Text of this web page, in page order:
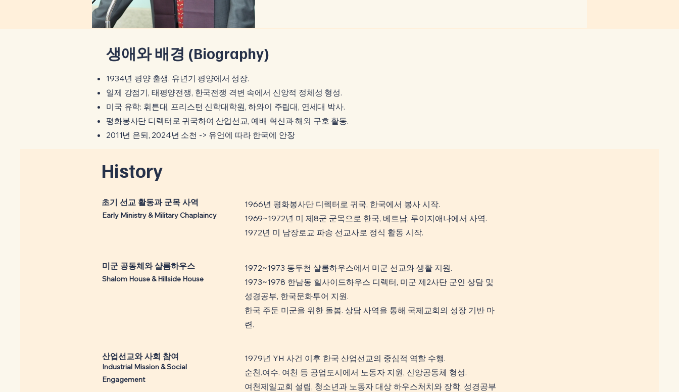
​생애와 배경 (Biography)
1934년 평양 출생, 유년기 평양에서 성장.
일제 강점기, 태평양전쟁, 한국전쟁 격변 속에서 신앙적 정체성 형성.
미국 유학: 휘튼대, 프리스턴 신학대학원, 하와이 주립대, 연세대 박사.
​평화봉사단 디렉터로 귀국하여 산업선교, 예배 혁신과 해외 구호 활동.
2011년 은퇴, 2024년 소천 -> 유언에 따라 한국에 안장
History
​초기 선교 활동과 군목 사역
Early Ministry & Military Chaplaincy
1966년 평화봉사단 디렉터로 귀국, 한국에서 봉사 시작.
1969~1972년 미 제8군 군목으로 한국, 베트남, 루이지애나에서 사역.
1972년 미 남장로교 파송 선교사로 정식 활동 시작.
​미군 공동체와 샬롬하우스
Shalom House & Hillside House
1972~1973 동두천 샬롬하우스에서 미군 선교와 생활 지원.
1973~1978 한남동 힐사이드하우스 디렉터, 미군 제2사단 군인 상담 및
성경공부, 한국문화투어 지원.
​한국 주둔 미군을 위한 돌봄. 상담 사역을 통해 국제교회의 성장 기반 마
련.
​산업선교와 사회 참여
Industrial Mission & Social
Engagement
1979년 YH 사건 이후 한국 산업선교의 중심적 역할 수행.
순천.여수. 여천 등 공업도시에서 노동자 지원, 신앙공동체 형성.
여천제일교회 설립, 청소년과 노동자 대상 하우스처치와 장학. 성경공부